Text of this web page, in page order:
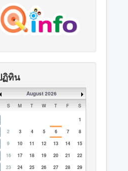
ฏิทิน
August 2026
S
1
2
3 4 5 6 7
8
9
10 11 12 13 14
15
16
17 18 19 20 21
22